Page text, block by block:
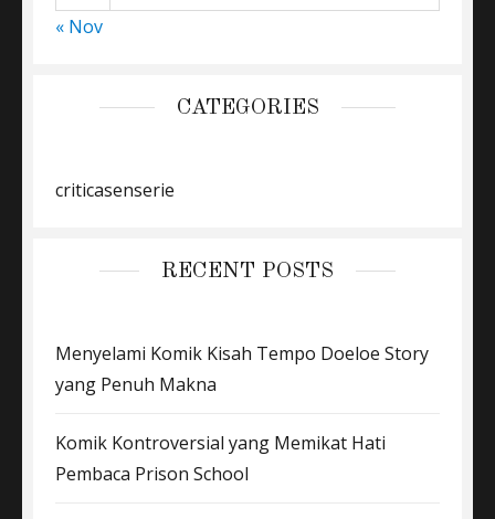
« Nov
CATEGORIES
criticasenserie
RECENT POSTS
Menyelami Komik Kisah Tempo Doeloe Story
yang Penuh Makna
Komik Kontroversial yang Memikat Hati
Pembaca Prison School